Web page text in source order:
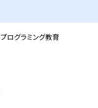
プログラミング教育